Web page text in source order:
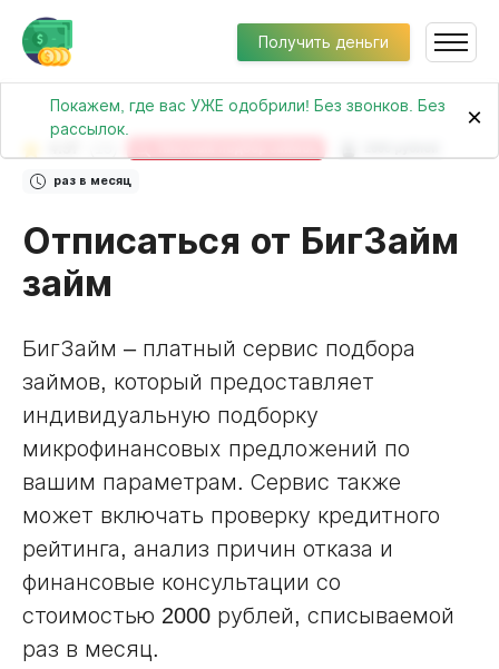
Покажем, где вас УЖЕ одобрили! Без звонков. Без
рассылок.
×
Получить деньги
раз в месяц
Отписаться от БигЗайм
займ
БигЗайм – платный сервис подбора
займов, который предоставляет
индивидуальную подборку
микрофинансовых предложений по
вашим параметрам. Сервис также
может включать проверку кредитного
рейтинга, анализ причин отказа и
финансовые консультации со
стоимостью 2000 рублей, списываемой
раз в месяц.